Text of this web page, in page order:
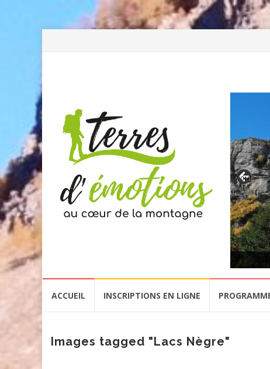
Previous
ACCUEIL INSCRIPTIONS EN LIGNE
Images tagged "Lacs Nègre"